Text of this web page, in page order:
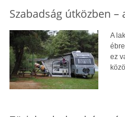
Szabadság útközben
A
ez